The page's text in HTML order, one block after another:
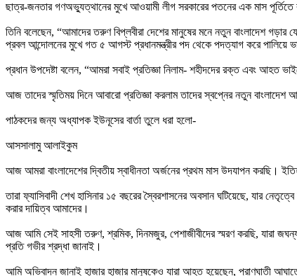
ছাত্র-জনতার গণঅভ্যুত্থানের মুখে আওয়ামী লীগ সরকারের পতনের এক মাস পূর্তিতে
তিনি বলেছেন, “আমাদের তরুণ বিপ্লবীরা দেশের মানুষের মনে নতুন বাংলাদেশ
প্রবল আন্দোলনের মুখে গত ৫ আগস্ট প্রধানমন্ত্রীর পদ থেকে পদত্যাগ করে পালিয়ে
প্রধান উপদেষ্টা বলেন, “আমরা সবাই প্রতিজ্ঞা নিলাম- শহীদদের রক্ত এবং আহত
আজ তাদের স্মৃতিময় দিনে আবারো প্রতিজ্ঞা করলাম তাদের স্বপ্নের নতুন
পাঠকদের জন্য অধ্যাপক ইউনূসের বার্তা তুলে ধরা হলো-
আসসালামু আলাইকুম
আজ আমরা বাংলাদেশের দ্বিতীয় স্বাধীনতা অর্জনের প্রথম মাস উদযাপন করছি।
তারা ফ্যাসিবাদী শেখ হাসিনার ১৫ বছরের স্বৈরশাসনের অবসান ঘটিয়েছে, যার
করার দায়িত্ব আমাদের।
আজ আমি সেই সাহসী তরুণ, শ্রমিক, দিনমজুর, পেশাজীবীদের স্মরণ করছি, যারা
প্রতি গভীর শ্রদ্ধা জানাই।
আমি অভিবাদন জানাই হাজার হাজার মানুষকেও যারা আহত হয়েছেন, প্রাণঘাতী